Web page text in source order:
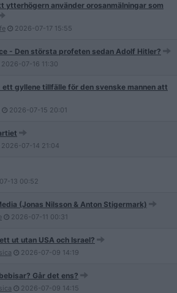
ytterhögern använder orosanmälningar som
2026-07-17 15:55
- Den största profeten sedan Adolf Hitler?
2026-07-16 11:30
ett gyllene tillfälle för den svenske mannen att
2026-07-15 20:01
2026-07-14 21:04
13 00:52
(Jonas Nilsson & Anton Stigermark)
2026-07-11 00:31
ut utan USA och Israel?
2026-07-09 14:19
Går det ens?
2026-07-09 14:15